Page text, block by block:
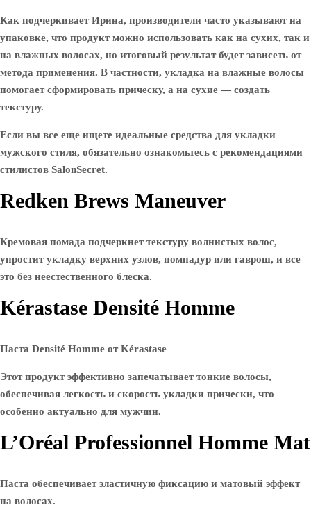
Как подчеркивает Ирина, производители часто указывают на
упаковке, что продукт можно использовать как на сухих, так и
на влажных волосах, но итоговый результат будет зависеть от
метода применения. В частности, укладка на влажные волосы
помогает сформировать прическу, а на сухие — создать
текстуру.
Если вы все еще ищете идеальные средства для укладки
мужского стиля, обязательно ознакомьтесь с рекомендациями
стилистов SalonSecret.
Redken Brews Maneuver
Кремовая помада подчеркнет текстуру волнистых волос,
упростит укладку верхних узлов, помпадур или гаврош, и все
это без неестественного блеска.
Kérastase Densité Homme
Паста Densité Homme от Kérastase
Этот продукт эффективно запечатывает тонкие волосы,
обеспечивая легкость и скорость укладки прически, что
особенно актуально для мужчин.
L’Oréal Professionnel Homme Mat
Паста обеспечивает эластичную фиксацию и матовый эффект
на волосах.